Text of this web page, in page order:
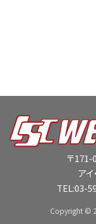
〒
ア
TEL:03-
Copyright ©